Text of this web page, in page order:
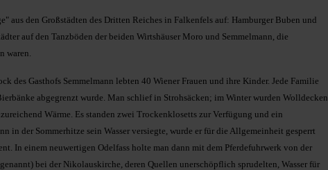
aus den Großstädten des Dritten Reiches in Falkenfels auf: Hamburger Buben und
auf den Tanzböden der beiden Wirtshäuser Moro und Semmelmann, die
waren.
des Gasthofs Semmelmann lebten 40 Wiener Frauen und ihre Kinder. Jede Familie
abgegrenzt wurde. Man schlief in Strohsäcken; im Winter wurden Wolldecken
Wärme. Es standen zwei Trockenklosetts zur Verfügung und ein
in der Sommerhitze sein Wasser versiegte, wurde er für die Allgemeinheit gesperrt
In einem neuwertigen Odelfass holte man dann mit dem Pferdefuhrwerk von der
bei der Nikolauskirche, deren Quellen unerschöpflich sprudelten, Wasser für